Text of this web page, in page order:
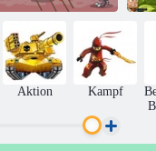
Aktion Kampf